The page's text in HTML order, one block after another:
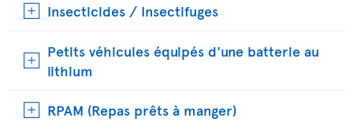
Insecticides / Insectifuges
Petits véhicules équipés d'une batterie au
lithium
RPAM (Repas prêts à manger)